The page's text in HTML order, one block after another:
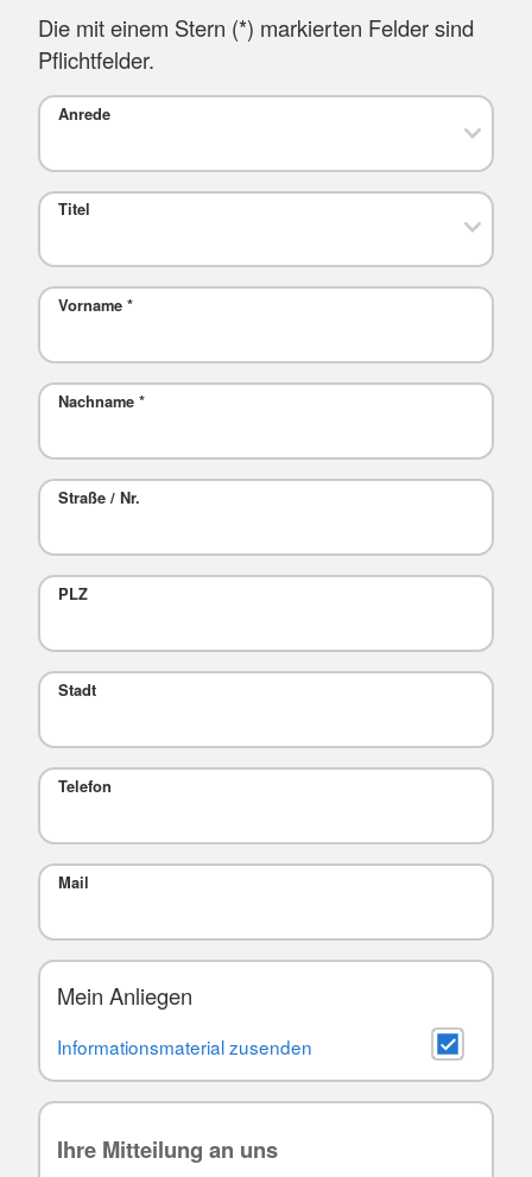
Die mit einem Stern (*) markierten Felder sind
Pflichtfelder.
Anrede
Titel
Vorname *
Nachname *
Straße / Nr.
PLZ
Stadt
Telefon
Mail
Mein Anliegen
Informationsmaterial zusenden